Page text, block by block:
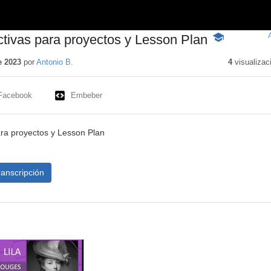
para proyectos y Lesson Plan
-
educativo
2023por Antonio B. 4
Embeber
proyectos y Lesson Plan